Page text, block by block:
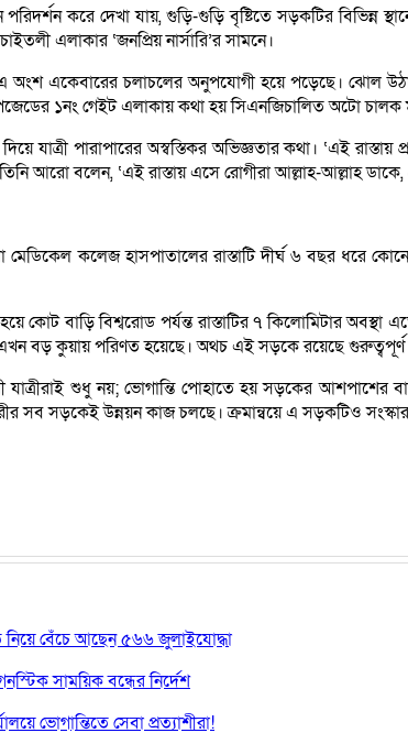
করে দেখা যায়, গুড়ি-গুড়ি বৃষ্টিতে সড়কটির বিভিন্ন
এলাকার ‘জনপ্রিয় নার্সারি’র সামনে।
একেবারের চলাচলের অনুপযোগী হয়ে পড়েছে। ঝোল উঠা
১নং গেইট এলাকায় কথা হয় সিএনজিচালিত অটো চালক
যাত্রী পারাপারের অস্বস্তিকর অভিজ্ঞতার কথা। ‘এই
তিনি আরো বলেন, ‘এই রাস্তায় এসে রোগীরা আল্লাহ-আল্লাহ ডাকে,
মেডিকেল কলেজ হাসপাতালের রাস্তাটি দীর্ঘ ৬ বছর ধরে
কোট বাড়ি বিশ্বরোড পর্যন্ত রাস্তাটির ৭ কিলোমিটার
বড় কুয়ায় পরিণত হয়েছে। অথচ এই সড়কে রয়েছে
শুধু নয়; ভোগান্তি পোহাতে হয় সড়কের আশপাশের
সব সড়কেই উন্নয়ন কাজ চলছে। ক্রমান্বয়ে এ সড়কটিও
নিয়ে বেঁচে আছেন ৫৬৬ জুলাইযোদ্ধা
সাময়িক বন্ধের নির্দেশ
ভোগান্তিতে সেবা প্রত্যাশীরা!